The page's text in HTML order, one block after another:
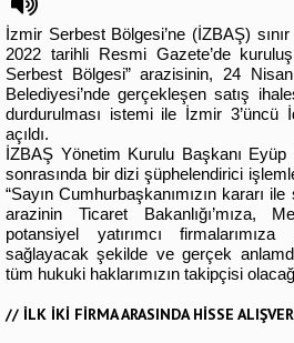
İzmir Serbest Bölgesi’ne (İZBAŞ)
2022 tarihli Resmi Gazete’de
Serbest Bölgesi” arazisinin, 24
Belediyesi’nde gerçekleşen satış
durdurulması istemi ile İzmir 3’üncü
açıldı.
İZBAŞ Yönetim Kurulu Başkanı Eyüp
sonrasında bir dizi şüphelendirici
“Sayın Cumhurbaşkanımızın kararı
arazinin Ticaret Bakanlığı’mıza,
potansiyel yatırımcı
sağlayacak şekilde ve gerçek
tüm hukuki haklarımızın takipçisi
// İLK İKİ FİRMA ARASINDA HİSSE